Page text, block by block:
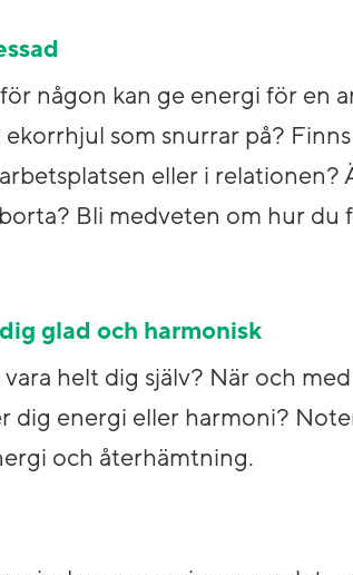
någon kan ge energi för en
som snurrar på?
eller i relationen?
Bli medveten om hur du
glad och harmonisk
helt dig själv? När och
energi eller harmoni?
och återhämtning.